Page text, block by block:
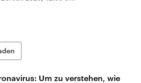
Um zu verstehen, wie